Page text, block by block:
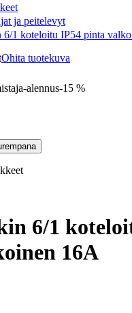
ja peitelevyt
1 koteloitu IP54 pinta
Ohita tuotekuva
alennus-15 %
6/1
16A